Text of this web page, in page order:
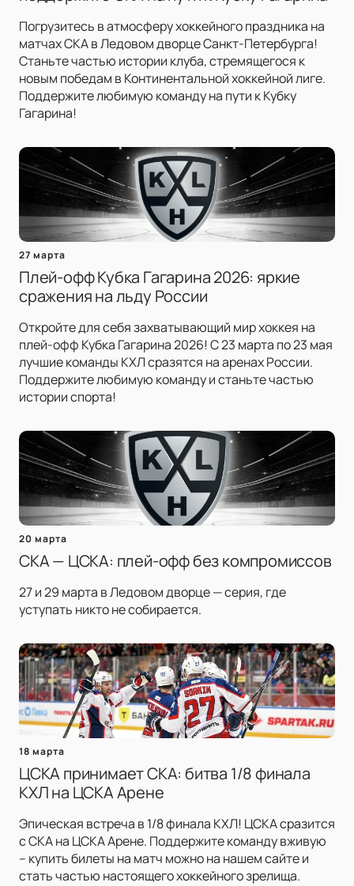
Погрузитесь в атмосферу хоккейного праздника на
матчах СКА в Ледовом дворце Санкт-Петербурга!
Станьте частью истории клуба, стремящегося к
новым победам в Континентальной хоккейной лиге.
Поддержите любимую команду на пути к Кубку
Гагарина!
27 марта
Плей-офф Кубка Гагарина 2026: яркие
сражения на льду России
Откройте для себя захватывающий мир хоккея на
плей-офф Кубка Гагарина 2026! С 23 марта по 23 мая
лучшие команды КХЛ сразятся на аренах России.
Поддержите любимую команду и станьте частью
истории спорта!
20 марта
СКА — ЦСКА: плей-офф без компромиссов
27 и 29 марта в Ледовом дворце — серия, где
уступать никто не собирается.
18 марта
ЦСКА принимает СКА: битва 1/8 финала
КХЛ на ЦСКА Арене
Эпическая встреча в 1/8 финала КХЛ! ЦСКА сразится
с СКА на ЦСКА Арене. Поддержите команду вживую
– купить билеты на матч можно на нашем сайте и
стать частью настоящего хоккейного зрелища.